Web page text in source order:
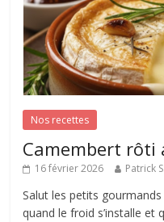
Nos recettes
Camembert rôti
16 février 2026 Patrick
Salut les petits gourmands
quand le froid s’installe et